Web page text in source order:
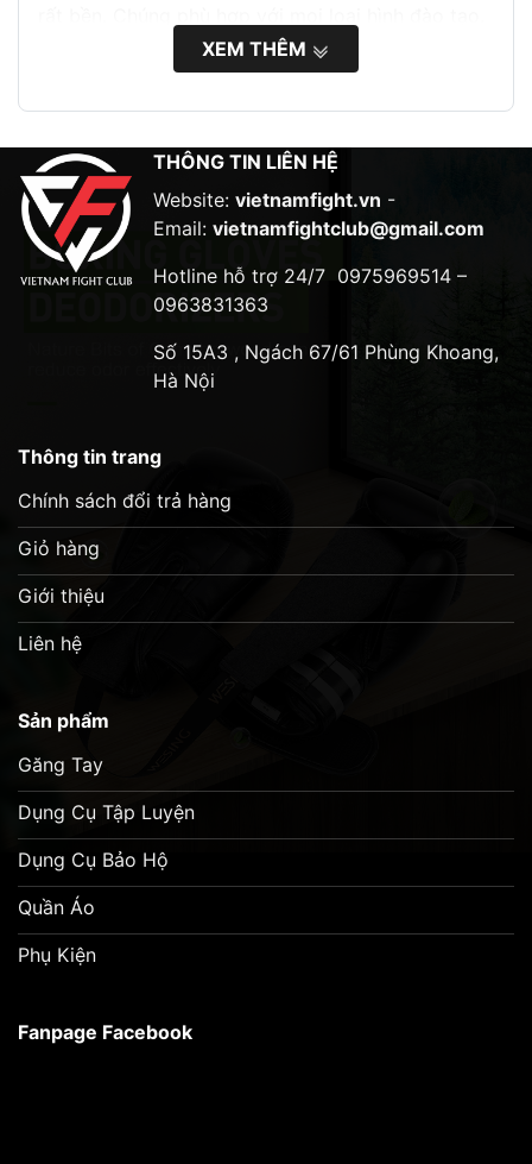
Ngăn đựng tay vừa vặn có đường viền
Lõi xốp ba lớp
XEM THÊM
THÔNG TIN LIÊN HỆ
Website: vietnamfight.vn -
Email: vietnamfightclub@gmail.com
Hotline hỗ trợ 24/7 0975969514 –
0963831363
Số 15A3 , Ngách 67/61 Phùng Khoang,
Hà Nội
Thông tin trang
Chính sách đổi trả hàng
Giỏ hàng
Giới thiệu
Liên hệ
Sản phẩm
Găng Tay
Dụng Cụ Tập Luyện
Dụng Cụ Bảo Hộ
Quần Áo
Phụ Kiện
Fanpage Facebook